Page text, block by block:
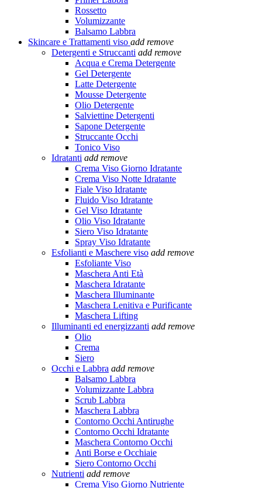
Rossetto
Volumizzante
Balsamo Labbra
Skincare e Trattamenti viso add remove
Detergenti e Struccanti add remove
Acqua e Crema Detergente
Gel Detergente
Latte Detergente
Mousse Detergente
Olio Detergente
Salviettine Detergenti
Sapone Detergente
Struccante Occhi
Tonico Viso
Idratanti add remove
Crema Viso Giorno Idratante
Crema Viso Notte Idratante
Fiale Viso Idratante
Fluido Viso Idratante
Gel Viso Idratante
Olio Viso Idratante
Siero Viso Idratante
Spray Viso Idratante
Esfolianti e Maschere viso add remove
Esfoliante Viso
Maschera Anti Età
Maschera Idratante
Maschera Illuminante
Maschera Lenitiva e Purificante
Maschera Lifting
Illuminanti ed energizzanti add remove
Olio
Crema
Siero
Occhi e Labbra add remove
Balsamo Labbra
Volumizzante Labbra
Scrub Labbra
Maschera Labbra
Contorno Occhi Antirughe
Contorno Occhi Idratante
Maschera Contorno Occhi
Anti Borse e Occhiaie
Siero Contorno Occhi
Nutrienti add remove
Crema Viso Giorno Nutriente